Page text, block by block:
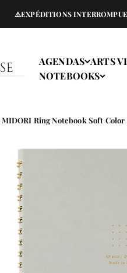
INTERROMPUES DU
AGENDAS ARTS
NOTEBOOKS
Ring Notebook Soft